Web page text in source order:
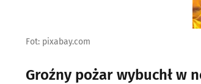
Fot: pixabay.com
Groźny pożar wybuchł w